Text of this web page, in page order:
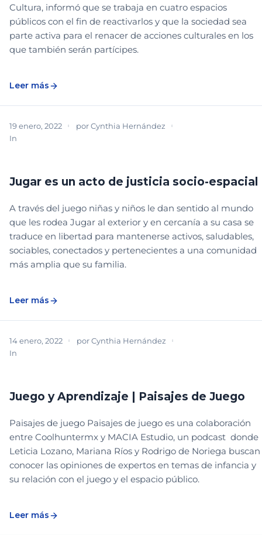
Cultura, informó que se trabaja en cuatro espacios
públicos con el fin de reactivarlos y que la sociedad sea
parte activa para el renacer de acciones culturales en los
que también serán partícipes.
Leer más
19 enero, 2022 porCynthia Hernández
In
Jugar es un acto de justicia socio-espacial
A través del juego niñas y niños le dan sentido al mundo
que les rodea Jugar al exterior y en cercanía a su casa se
traduce en libertad para mantenerse activos, saludables,
sociables, conectados y pertenecientes a una comunidad
más amplia que su familia.
Leer más
14 enero, 2022 porCynthia Hernández
In
Juego y Aprendizaje | Paisajes de Juego
Paisajes de juego Paisajes de juego es una colaboración
entre Coolhuntermx y MACIA Estudio, un podcast donde
Leticia Lozano, Mariana Ríos y Rodrigo de Noriega buscan
conocer las opiniones de expertos en temas de infancia y
su relación con el juego y el espacio público.
Leer más